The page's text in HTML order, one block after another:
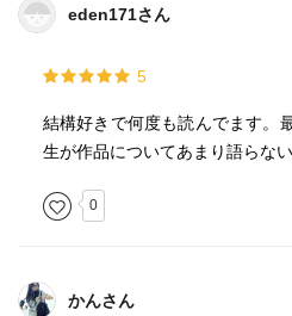
eden171さん
5
結構好きで何度も読んでます。
生が作品についてあまり語らな
0
かんさん